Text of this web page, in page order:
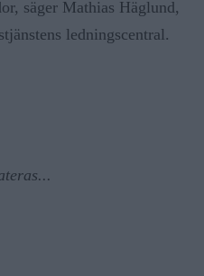
säger Mathias Häglund,
ledningscentral.